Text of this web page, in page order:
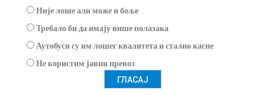
Није лоше али може и боље
Требало би да имају више полазака
Аутобуси су им лошег квалитета и стално касне
Не користим јавни превоз